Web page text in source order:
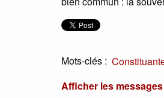
Mots-clés :
Afficher les